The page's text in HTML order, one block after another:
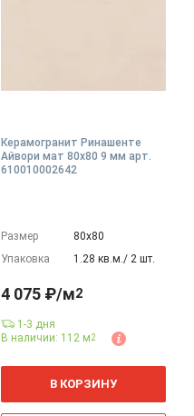
Керамогранит Ринашенте
Айвори мат 80x80 9 мм арт.
610010002642
Размер
80х80
Упаковка
1.28 кв.м./ 2 шт.
4 075 ₽/м2
1-3 дня
В наличии: 112 м2
м
В КОРЗИНУ